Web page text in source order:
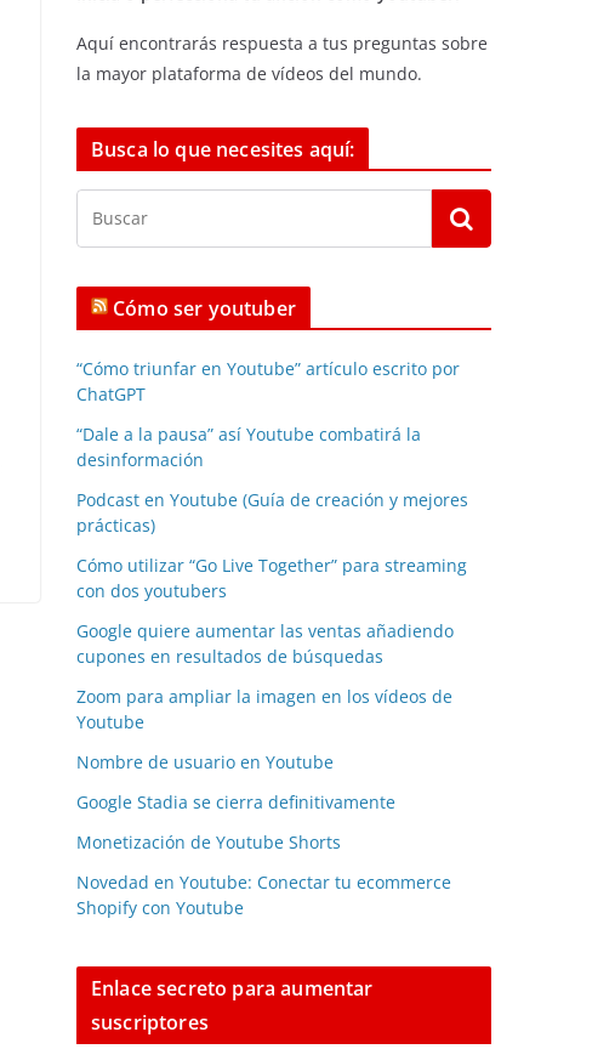
Aquí encontrarás respuesta a tus preguntas sobre
la mayor plataforma de vídeos del mundo.
Busca lo que necesites aquí:
Cómo ser youtuber
“Cómo triunfar en Youtube” artículo escrito por
ChatGPT
“Dale a la pausa” así Youtube combatirá la
desinformación
Podcast en Youtube (Guía de creación y mejores
prácticas)
Cómo utilizar “Go Live Together” para streaming
con dos youtubers
Google quiere aumentar las ventas añadiendo
cupones en resultados de búsquedas
Zoom para ampliar la imagen en los vídeos de
Youtube
Nombre de usuario en Youtube
Google Stadia se cierra definitivamente
Monetización de Youtube Shorts
Novedad en Youtube: Conectar tu ecommerce
Shopify con Youtube
Enlace secreto para aumentar
suscriptores